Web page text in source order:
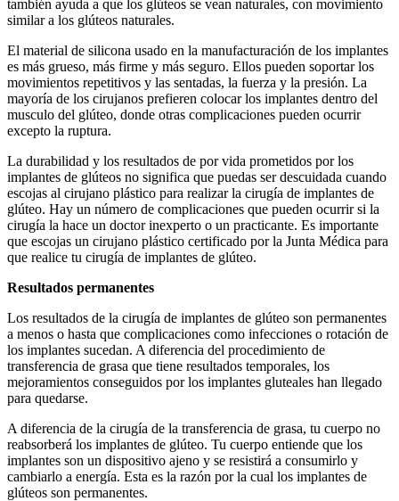
también ayuda a que los glúteos se vean naturales, con movimiento
similar a los glúteos naturales.
El material de silicona usado en la manufacturación de los implantes
es más grueso, más firme y más seguro. Ellos pueden soportar los
movimientos repetitivos y las sentadas, la fuerza y la presión. La
mayoría de los cirujanos prefieren colocar los implantes dentro del
musculo del glúteo, donde otras complicaciones pueden ocurrir
excepto la ruptura.
La durabilidad y los resultados de por vida prometidos por los
implantes de glúteos no significa que puedas ser descuidada cuando
escojas al cirujano plástico para realizar la cirugía de implantes de
glúteo. Hay un número de complicaciones que pueden ocurrir si la
cirugía la hace un doctor inexperto o un practicante. Es importante
que escojas un cirujano plástico certificado por la Junta Médica para
que realice tu cirugía de implantes de glúteo.
Resultados permanentes
Los resultados de la cirugía de implantes de glúteo son permanentes
a menos o hasta que complicaciones como infecciones o rotación de
los implantes sucedan. A diferencia del procedimiento de
transferencia de grasa que tiene resultados temporales, los
mejoramientos conseguidos por los implantes gluteales han llegado
para quedarse.
A diferencia de la cirugía de la transferencia de grasa, tu cuerpo no
reabsorberá los implantes de glúteo. Tu cuerpo entiende que los
implantes son un dispositivo ajeno y se resistirá a consumirlo y
cambiarlo a energía. Esta es la razón por la cual los implantes de
glúteos son permanentes.